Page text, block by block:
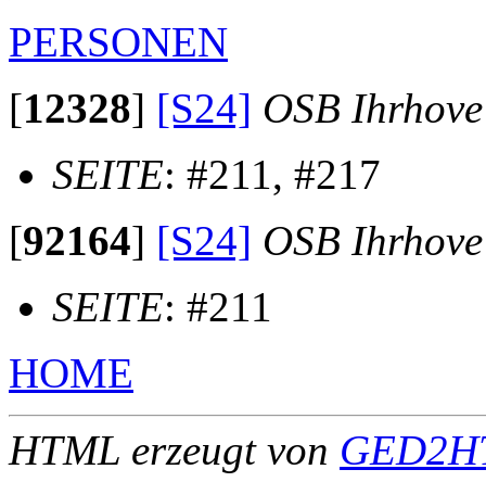
PERSONEN
[12328] [S24] OSB Ihrhove
SEITE: #211, #217
[92164] [S24] OSB Ihrhove
SEITE: #211
HOME
HTML erzeugt von